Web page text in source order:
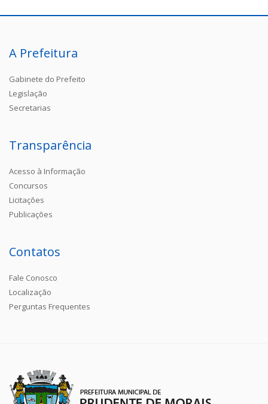
A Prefeitura
Gabinete do Prefeito
Legislação
Secretarias
Transparência
Acesso à Informação
Concursos
Licitações
Publicações
Contatos
Fale Conosco
Localização
Perguntas Frequentes